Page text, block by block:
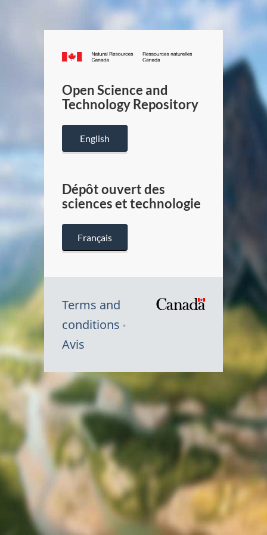
Canada.ca
/
Canada
Open Science and
Technology Repository
English
Dépôt ouvert des
sciences et technologie
Français
Terms and
conditions
Avis
Canada